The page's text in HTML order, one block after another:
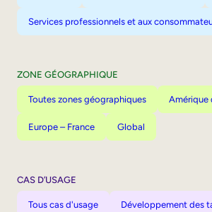
Services professionnels et aux
ZONE GÉOGRAPHIQUE
Toutes zones géographiques Amérique
Europe – France Global
CAS D’USAGE
Tous cas d'usage Développement des